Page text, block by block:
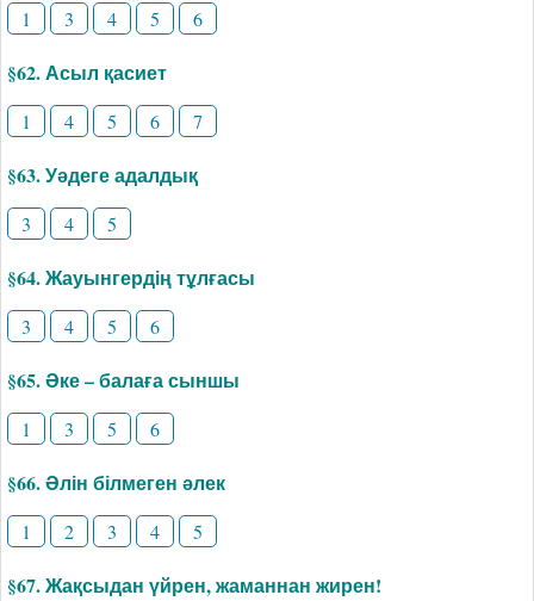
1 3 4 5 6
§62. Асыл қасиет
1 4 5 6 7
§63. Уәдеге адалдық
3 4 5
§64. Жауынгердің тұлғасы
3 4 5 6
§65. Әке – балаға сыншы
1 3 5 6
§66. Әлін білмеген әлек
1 2 3 4 5
§67. Жақсыдан үйрен, жаманнан жирен!